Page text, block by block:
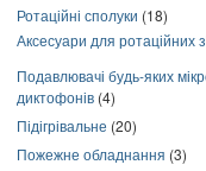
Ротаційні сполуки (18)
Аксесуари для ротаційних
Подавлювачі будь-яких
диктофонів (4)
Підігрівальне (20)
Пожежне обладнання (3)